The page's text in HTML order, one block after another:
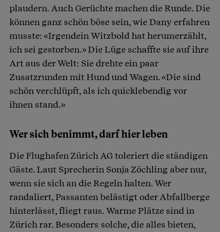
plaudern. Auch Gerüchte machen die Runde. Die
können ganz schön böse sein, wie Dany erfahren
musste: «Irgendein Witzbold hat herumerzählt,
ich sei gestorben.» Die Lüge schaffte sie auf ihre
Art aus der Welt: Sie drehte ein paar
Zusatzrunden mit Hund und Wagen. «Die sind
schön verchlüpft, als ich quicklebendig vor
ihnen stand.»
Wer sich benimmt, darf hier leben
Die Flughafen Zürich AG toleriert die ständigen
Gäste. Laut Sprecherin Sonja Zöchling aber nur,
wenn sie sich an die Regeln halten. Wer
randaliert, Passanten belästigt oder Abfallberge
hinterlässt, fliegt raus. Warme Plätze sind in
Zürich rar. Besonders solche, die alles bieten,